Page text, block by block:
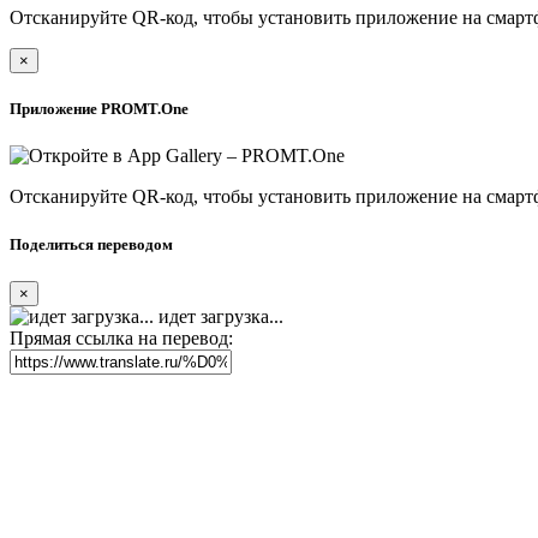
Отсканируйте QR-код, чтобы установить приложение на
×
Приложение PROMT.One
Отсканируйте QR-код, чтобы установить приложение на
Поделиться переводом
×
идет загрузка...
Прямая ссылка на перевод: